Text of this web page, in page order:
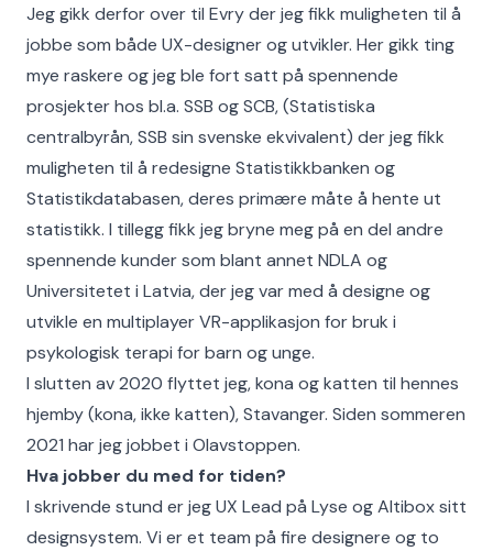
Jeg gikk derfor over til Evry der jeg fikk muligheten til å
jobbe som både UX-designer og utvikler. Her gikk ting
mye raskere og jeg ble fort satt på spennende
prosjekter hos bl.a. SSB og SCB, (Statistiska
centralbyrån, SSB sin svenske ekvivalent) der jeg fikk
muligheten til å redesigne Statistikkbanken og
Statistikdatabasen, deres primære måte å hente ut
statistikk. I tillegg fikk jeg bryne meg på en del andre
spennende kunder som blant annet NDLA og
Universitetet i Latvia, der jeg var med å designe og
utvikle en multiplayer VR-applikasjon for bruk i
psykologisk terapi for barn og unge.
I slutten av 2020 flyttet jeg, kona og katten til hennes
hjemby (kona, ikke katten), Stavanger. Siden sommeren
2021 har jeg jobbet i Olavstoppen.
Hva jobber du med for tiden?
I skrivende stund er jeg UX Lead på Lyse og Altibox sitt
designsystem. Vi er et team på fire designere og to